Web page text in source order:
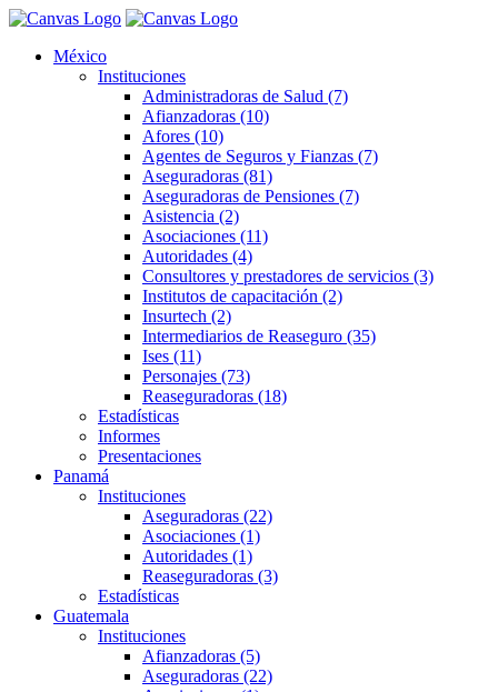
México
Instituciones
Administradoras de Salud (7)
Afianzadoras (10)
Afores (10)
Agentes de Seguros y Fianzas (7)
Aseguradoras (81)
Aseguradoras de Pensiones (7)
Asistencia (2)
Asociaciones (11)
Autoridades (4)
Consultores y prestadores de servicios (3)
Institutos de capacitación (2)
Insurtech (2)
Intermediarios de Reaseguro (35)
Ises (11)
Personajes (73)
Reaseguradoras (18)
Estadísticas
Informes
Presentaciones
Panamá
Instituciones
Aseguradoras (22)
Asociaciones (1)
Autoridades (1)
Reaseguradoras (3)
Estadísticas
Guatemala
Instituciones
Afianzadoras (5)
Aseguradoras (22)